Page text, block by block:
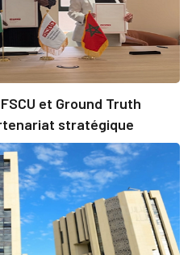
et Ground Truth
stratégique